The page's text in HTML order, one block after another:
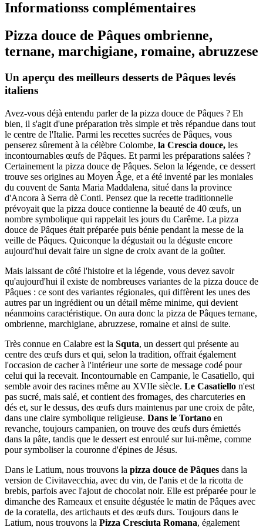
Informationss complémentaires
Pizza douce de Pâques ombrienne,
ternane, marchigiane, romaine, abruzzese
Un aperçu des meilleurs desserts de Pâques levés
italiens
Avez-vous déjà entendu parler de la pizza douce de Pâques ? Eh
bien, il s'agit d'une préparation très simple et très répandue dans tout
le centre de l'Italie. Parmi les recettes sucrées de Pâques, vous
penserez sûrement à la célèbre Colombe, la Crescia douce, les
incontournables œufs de Pâques. Et parmi les préparations salées ?
Certainement la pizza douce de Pâques. Selon la légende, ce dessert
trouve ses origines au Moyen Âge, et a été inventé par les moniales
du couvent de Santa Maria Maddalena, situé dans la province
d'Ancora à Serra dè Conti. Pensez que la recette traditionnelle
prévoyait que la pizza douce contienne la beauté de 40 œufs, un
nombre symbolique qui rappelait les jours du Carême. La pizza
douce de Pâques était préparée puis bénie pendant la messe de la
veille de Pâques. Quiconque la dégustait ou la déguste encore
aujourd'hui devait faire un signe de croix avant de la goûter.
Mais laissant de côté l'histoire et la légende, vous devez savoir
qu'aujourd'hui il existe de nombreuses variantes de la pizza douce de
Pâques : ce sont des variantes régionales, qui diffèrent les unes des
autres par un ingrédient ou un détail même minime, qui devient
néanmoins caractéristique. On aura donc la pizza de Pâques ternane,
ombrienne, marchigiane, abruzzese, romaine et ainsi de suite.
Très connue en Calabre est la Squta, un dessert qui présente au
centre des œufs durs et qui, selon la tradition, offrait également
l'occasion de cacher à l'intérieur une sorte de message codé pour
celui qui la recevait. Incontournable en Campanie, le Casatiello, qui
semble avoir des racines même au XVIIe siècle. Le Casatiello n'est
pas sucré, mais salé, et contient des fromages, des charcuteries en
dés et, sur le dessus, des œufs durs maintenus par une croix de pâte,
dans une claire symbolique religieuse. Dans le Tortano en
revanche, toujours campanien, on trouve des œufs durs émiettés
dans la pâte, tandis que le dessert est enroulé sur lui-même, comme
pour symboliser la couronne d'épines de Jésus.
Dans le Latium, nous trouvons la pizza douce de Pâques dans la
version de Civitavecchia, avec du vin, de l'anis et de la ricotta de
brebis, parfois avec l'ajout de chocolat noir. Elle est préparée pour le
dimanche des Rameaux et ensuite dégustée le matin de Pâques avec
de la coratella, des artichauts et des œufs durs. Toujours dans le
Latium, nous trouvons la Pizza Cresciuta Romana, également